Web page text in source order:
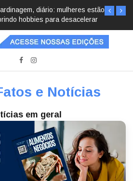
diário: mulheres estão
hobbies para desacelerar
e Notícias
em geral